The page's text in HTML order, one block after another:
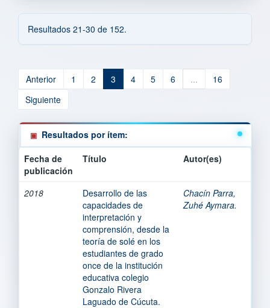
Resultados 21-30 de 152.
Anterior 1 2 3 4 5 6 ...
16
Siguiente
Resultados por ítem:
Fecha de
publicación
Título Autor(es)
2018
Desarrollo de las
capacidades de
interpretación y
comprensión, desde la
teoría de solé en los
estudiantes de grado
once de la institución
educativa colegio
Gonzalo Rivera
Laguado de Cúcuta.
Chacín Parra,
Zuhé Aymara.